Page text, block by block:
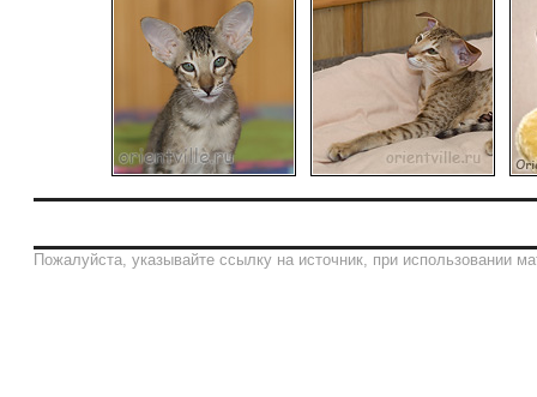
Пожалуйста, указывайте ссылку на источник, при использовании